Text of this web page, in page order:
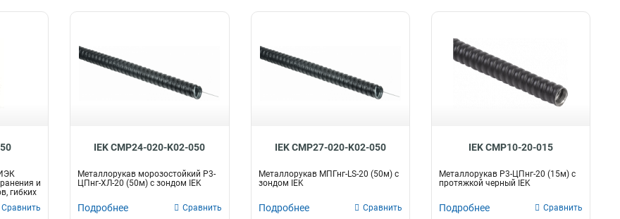
и
гибких
Сравнить
IEK CMP24-020-K02-050
Металлорукав морозостойкий Р3-
ЦПнг-ХЛ-20 (50м) с зондом IEK
Подробнее Сравнить
IEK CMP27-020-K02-050
Металлорукав МПГнг-LS-20 (50м) с
зондом IEK
Подробнее Сравнить
IEK CMP10-20-015
Металлорукав Р3-ЦПнг-20 (15м) с
протяжкой черный IEK
Подробнее Сравнить